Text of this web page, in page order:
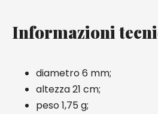
Informazioni
diametro 6 mm;
altezza 21 cm;
peso 1,75 g;